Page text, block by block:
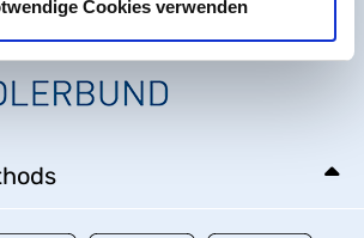
Cookies verwenden